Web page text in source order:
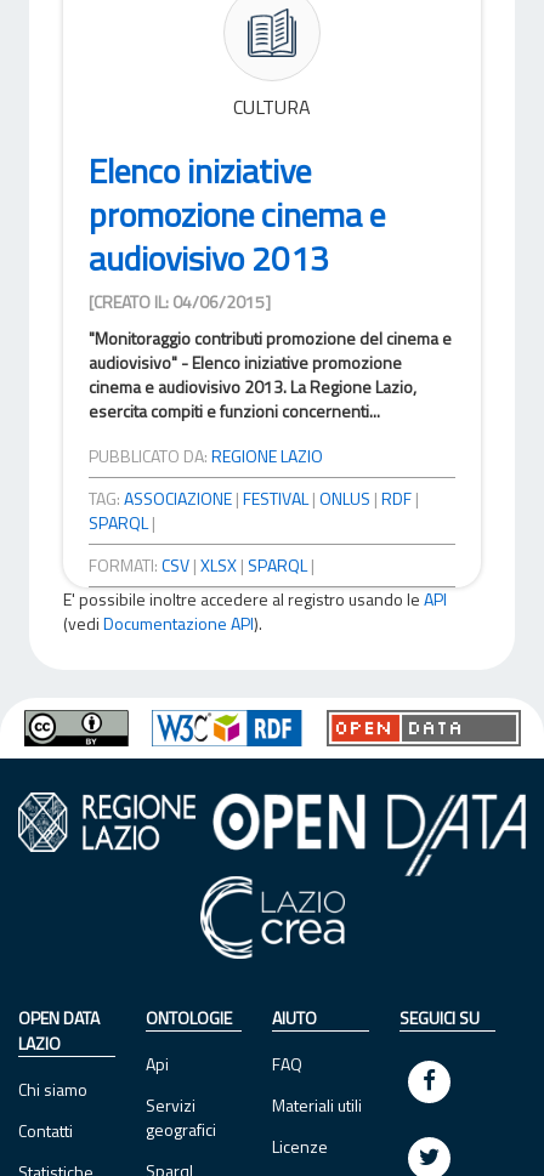
CULTURA
Elenco iniziative
promozione cinema e
audiovisivo 2013
[CREATO IL: 04/06/2015]
"Monitoraggio contributi promozione del cinema e
audiovisivo" - Elenco iniziative promozione
cinema e audiovisivo 2013. La Regione Lazio,
esercita compiti e funzioni concernenti...
PUBBLICATO DA:REGIONE LAZIO
TAG:ASSOCIAZIONE|FESTIVAL|ONLUS |RDF|
SPARQL|
FORMATI:CSV|XLSX| SPARQL|
E' possibile inoltre accedere al registro usando leAPI
(vediDocumentazione API).
OPEN DATA
LAZIO
Chi siamo
Contatti
ONTOLOGIE
Api
Servizi
geografici
Sparql
AIUTO
FAQ
Materiali utili
Licenze
SEGUICI SU